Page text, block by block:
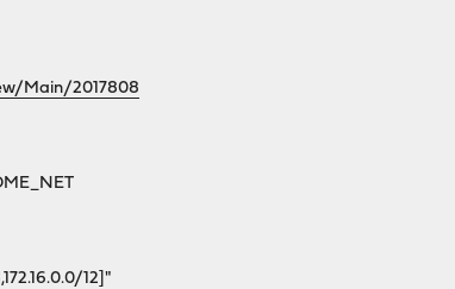
Main/2017808
12]"